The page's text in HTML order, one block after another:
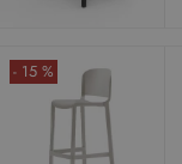
- 15 %